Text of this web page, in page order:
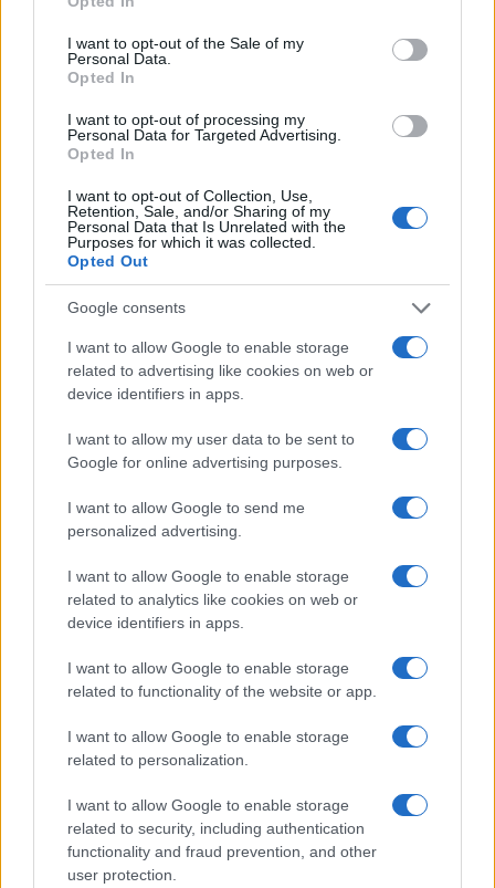
use your data for below specified purposes in below Google
consent section.
I want to opt-out of the Sale of my
Personal Data.
Opted In
I want to opt-out of processing my
Personal Data for Targeted Advertising.
Opted In
I want to opt-out of Collection, Use,
Retention, Sale, and/or Sharing of my
Personal Data that Is Unrelated with the
Purposes for which it was collected.
Opted Out
Google consents
I want to allow Google to enable storage
related to advertising like cookies on web or
device identifiers in apps.
I want to allow my user data to be sent to
Google for online advertising purposes.
I want to allow Google to send me
personalized advertising.
I want to allow Google to enable storage
related to analytics like cookies on web or
device identifiers in apps.
I want to allow Google to enable storage
related to functionality of the website or app.
I want to allow Google to enable storage
related to personalization.
I want to allow Google to enable storage
related to security, including authentication
functionality and fraud prevention, and other
user protection.
Egy különleges családi járattal 140 új
alijázó érkezett Izraelbe
Óriási meglepetés várta a Hapoel Tel-
Aviv szurkolóit Miskolcon